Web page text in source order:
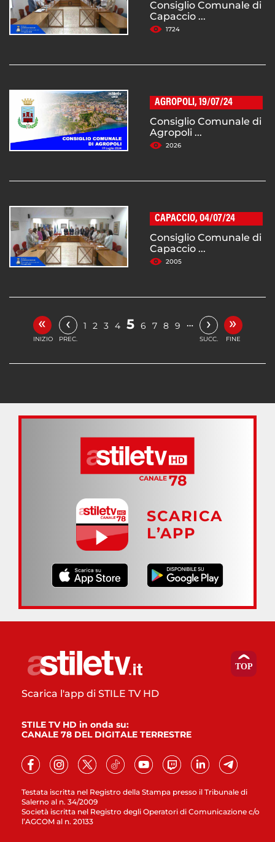
Consiglio Comunale di
Capaccio ...
1724
AGROPOLI, 19/07/24
Consiglio Comunale di
Agropoli ...
2026
CAPACCIO, 04/07/24
Consiglio Comunale di
Capaccio ...
2005
«
INIZIO
‹
PREC.
1 2 3 4 5 6 7 8 9 … ›
SUCC.
»
FINE
SCARICA
L’APP
Testata iscritta nel Registro della Stampa presso il Tribunale di
Salerno al n. 34/2009
Società iscritta nel Registro degli Operatori di Comunicazione c/o
l’AGCOM al n. 20133
Scarica l'app di STILE TV HD
STILE TV HD in onda su:
CANALE 78 DEL DIGITALE TERRESTRE